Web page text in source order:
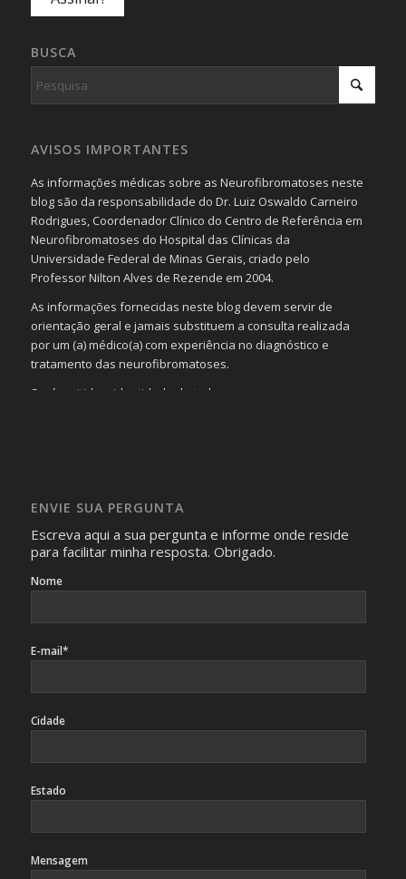
BUSCA
AVISOS IMPORTANTES
As informações médicas sobre as Neurofibromatoses neste
blog são da responsabilidade do Dr. Luiz Oswaldo Carneiro
Rodrigues, Coordenador Clínico do Centro de Referência em
Neurofibromatoses do Hospital das Clínicas da
Universidade Federal de Minas Gerais, criado pelo
Professor Nilton Alves de Rezende em 2004.
As informações fornecidas neste blog devem servir de
orientação geral e jamais substituem a consulta realizada
por um (a) médico(a) com experiência no diagnóstico e
tratamento das neurofibromatoses.
Será omitida a identidade de todas as pessoas que
identificação da pessoa fotografada.
ENVIE SUA PERGUNTA
Escreva aqui a sua pergunta e informe onde reside
para facilitar minha resposta. Obrigado.
Nome
E-mail*
Cidade
Estado
Mensagem